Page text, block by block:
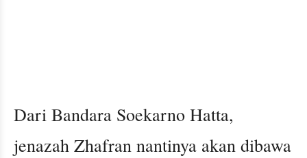
Dari Bandara Soekarno Hatta,
jenazah Zhafran nantinya akan dibawa